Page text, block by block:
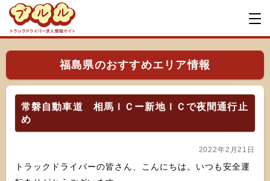
福島県のおすすめエリア情報
常磐自動車道 相馬ＩＣー新地ＩＣで夜間通行止
め
2022年2月21日
トラックドライバーの皆さん、こんにちは。いつも安全運